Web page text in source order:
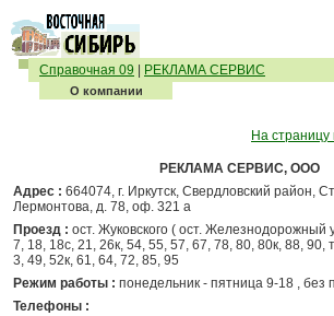
Справочная 09 РЕКЛАМА СЕРВИС
О компании
На страницу
РЕКЛАМА СЕРВИС, ООО
Адрес : 664074, г. Иркутск, Свердловский район,
Лермонтова, д. 78, оф. 321 а
Проезд : ост. Жуковского ( ост. Железнодорожный
7, 18, 18с, 21, 26к, 54, 55, 57, 67, 78, 80, 80к, 88, 90,
3, 49, 52к, 61, 64, 72, 85, 95
Режим работы : понедельник - пятница 9-18 , без
Телефоны :